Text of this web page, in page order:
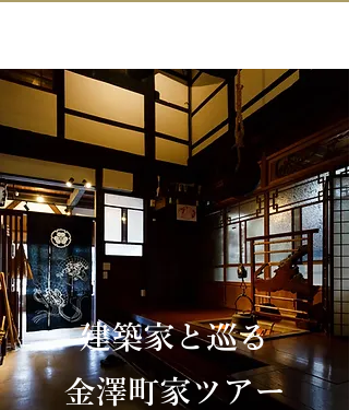
建築家と巡る
​金澤町家ツアー